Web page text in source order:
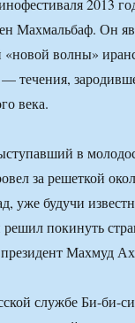
2013
Махмальбаф. Он
«новой волны»
течения,
века.
в
за решеткой
уже будучи
покинуть
Махмуд
службе Би-би-